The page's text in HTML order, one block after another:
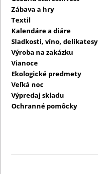
Zábava a hry
Textil
Kalendáre a diáre
Sladkosti, víno, delikatesy
Výroba na zakázku
Vianoce
Ekologické predmety
Veľká noc
Výpredaj skladu
Ochranné pomôcky